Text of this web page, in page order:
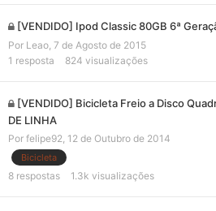
[VENDIDO] Ipod Classic 80GB 6ª
Por Leao 7 de Agosto de 2015
1 resposta 824 visualizações
[VENDIDO] Bicicleta Freio a Disco
DE LINHA
Por felipe92 12 de Outubro de 2014
Bicicleta
8 respostas 1.3k visualizações